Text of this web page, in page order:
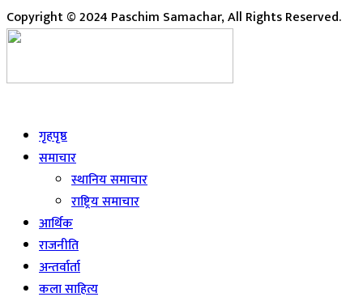
Copyright © 2024 Paschim Samachar, All Rights Reserved.
गृहपृष्ठ
समाचार
स्थानिय समाचार
राष्ट्रिय समाचार
आर्थिक
राजनीति
अन्तर्वार्ता
कला साहित्य